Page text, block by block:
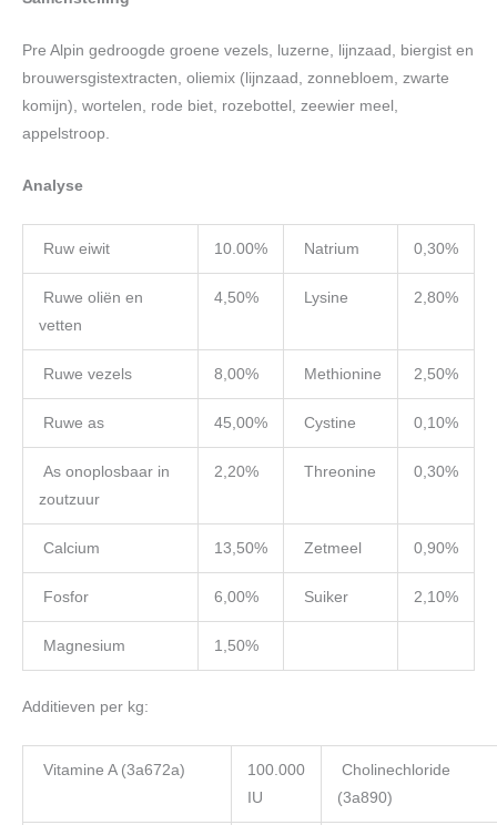
Pre Alpin gedroogde groene vezels, luzerne, lijnzaad, biergist en
brouwersgistextracten, oliemix (lijnzaad, zonnebloem, zwarte
komijn), wortelen, rode biet, rozebottel, zeewier meel,
appelstroop.
Analyse
Ruw eiwit 10.00% Natrium 0,30%
Ruwe oliën en
vetten
4,50% Lysine 2,80%
Ruwe vezels 8,00% Methionine 2,50%
Ruwe as 45,00% Cystine 0,10%
As onoplosbaar in
zoutzuur
2,20% Threonine 0,30%
Calcium 13,50% Zetmeel 0,90%
Fosfor 6,00% Suiker 2,10%
Magnesium 1,50%
Additieven per kg:
Vitamine A (3a672a)
100.000
IU
Cholinechloride
(3a890)